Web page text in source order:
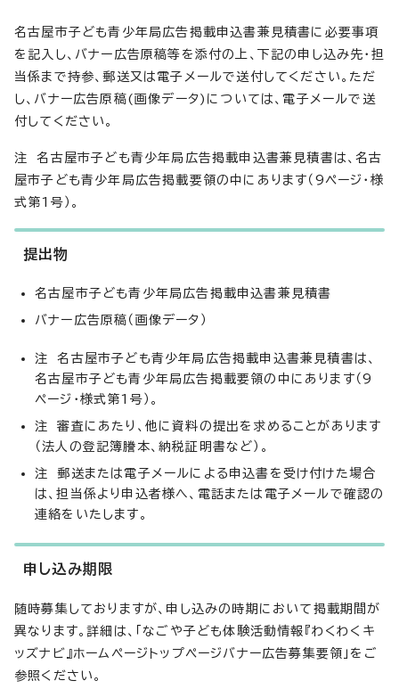
名古屋市子ども青少年局広告掲載申込書兼見積書に必要事項
を記入し、バナー広告原稿等を添付の上、下記の申し込み先・担
当係まで持参、郵送又は電子メールで送付してください。ただ
し、バナー広告原稿(画像データ)については、電子メールで送
付してください。
注 名古屋市子ども青少年局広告掲載申込書兼見積書は、名古
屋市子ども青少年局広告掲載要領の中にあります（9ページ・様
式第1号）。
提出物
名古屋市子ども青少年局広告掲載申込書兼見積書
バナー広告原稿（画像データ）
注 名古屋市子ども青少年局広告掲載申込書兼見積書は、
名古屋市子ども青少年局広告掲載要領の中にあります（9
ページ・様式第1号）。
注 審査にあたり、他に資料の提出を求めることがあります
（法人の登記簿謄本、納税証明書など）。
注 郵送または電子メールによる申込書を受け付けた場合
は、担当係より申込者様へ、電話または電子メールで確認の
連絡をいたします。
申し込み期限
随時募集しておりますが、申し込みの時期において掲載期間が
異なります。詳細は、「なごや子ども体験活動情報『わくわくキ
ッズナビ』ホームページトップページバナー広告募集要領」をご
参照ください。